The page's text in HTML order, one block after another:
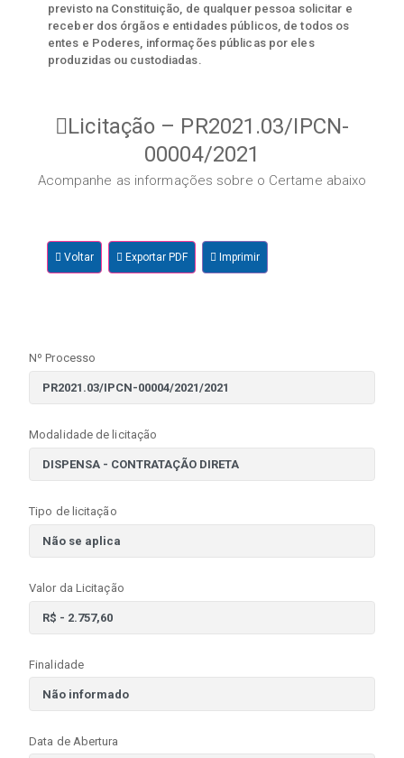
previsto na Constituição, de qualquer pessoa solicitar e
receber dos órgãos e entidades públicos, de todos os
entes e Poderes, informações públicas por eles
produzidas ou custodiadas.
Licitação – PR2021.03/IPCN-
00004/2021
Acompanhe as informações sobre o Certame abaixo
Voltar Exportar PDF Imprimir
Nº Processo
Modalidade de licitação
Tipo de licitação
Valor da Licitação
Finalidade
Data de Abertura